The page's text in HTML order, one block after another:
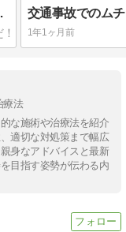
しょう 交通事故でのム
1年1ヶ月前
療法
な施術や治療法を紹介
適切な対処策まで幅広
身なアドバイスと最新
目指す姿勢が伝わる内